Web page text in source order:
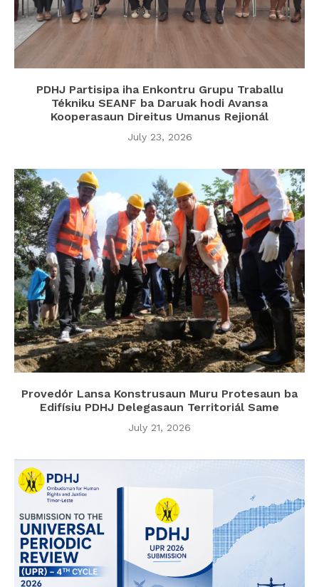
PDHJ Partisipa iha Enkontru Grupu Traballu
Tékniku SEANF ba Daruak hodi Avansa
Kooperasaun Direitus Umanus Rejionál
July 23, 2026
Provedór Lansa Konstrusaun Muru Protesaun ba
Edifísiu PDHJ Delegasaun Territoriál Same
July 21, 2026